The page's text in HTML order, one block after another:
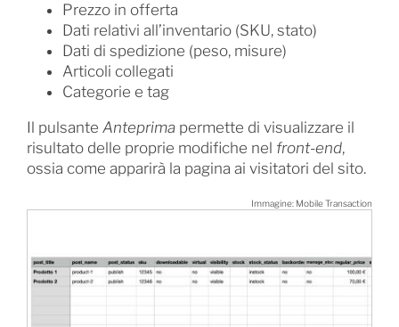
Prezzo in offerta
Dati relativi all’inventario (SKU, stato)
Dati di spedizione (peso, misure)
Articoli collegati
Categorie e tag
Il pulsante Anteprimapermette di visualizzare il
risultato delle proprie modifiche nel front-end,
ossia come apparirà la pagina ai visitatori del sito.
Immagine: Mobile Transaction